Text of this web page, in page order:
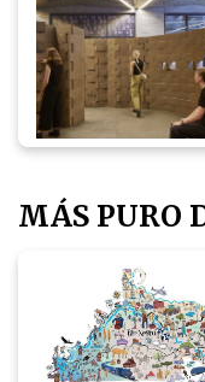
MÁS PURO